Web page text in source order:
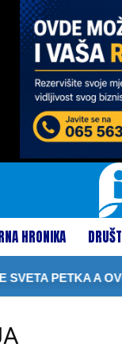
HRONIKA
PETKA A